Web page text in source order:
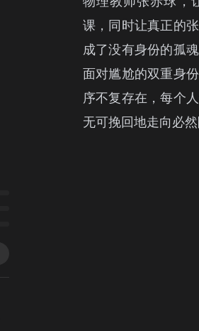
课，同时让真正的
成了没有身份的孤
面对尴尬的双重身
序不复存在，每个
无可挽回地走向必